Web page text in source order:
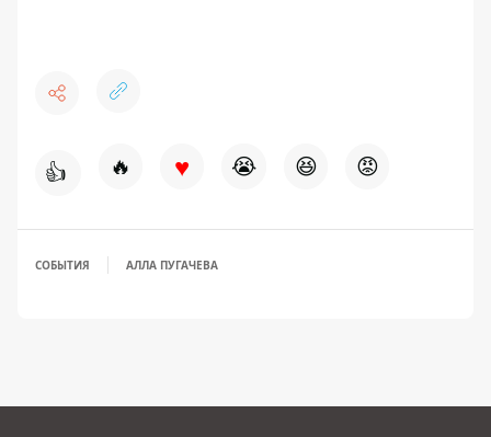
👍 🔥 ♥ 😭 😆 😡
СОБЫТИЯ АЛЛА ПУГАЧЕВА